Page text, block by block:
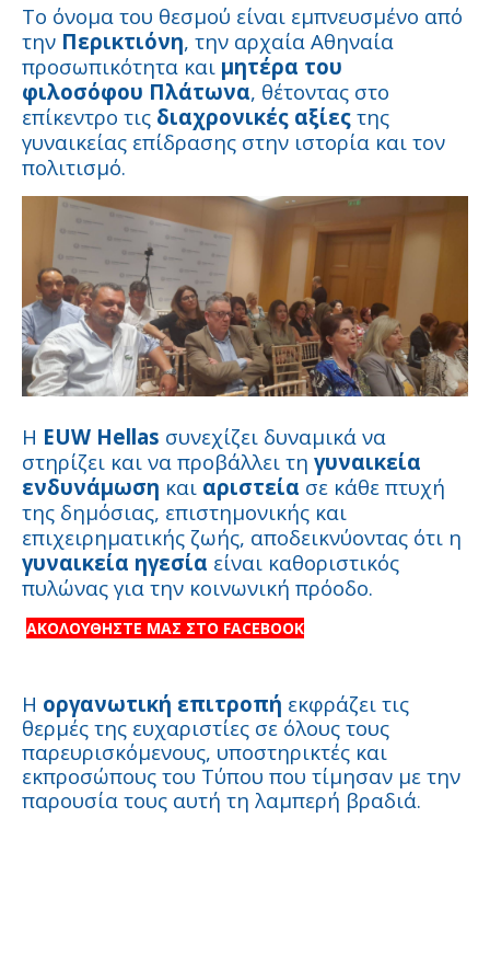
Το όνομα του θεσμού είναι εμπνευσμένο από
την Περικτιόνη, την αρχαία Αθηναία
προσωπικότητα και μητέρα του
φιλοσόφου Πλάτωνα, θέτοντας στο
επίκεντρο τις διαχρονικές αξίες της
γυναικείας επίδρασης στην ιστορία και τον
πολιτισμό.
Η EUW Hellas συνεχίζει δυναμικά να
στηρίζει και να προβάλλει τη γυναικεία
ενδυνάμωση και αριστεία σε κάθε πτυχή
της δημόσιας, επιστημονικής και
επιχειρηματικής ζωής, αποδεικνύοντας ότι η
γυναικεία ηγεσία είναι καθοριστικός
πυλώνας για την κοινωνική πρόοδο.
ΑΚΟΛΟΥΘΗΣΤΕ ΜΑΣ ΣΤΟ FACEBOOK
Η οργανωτική επιτροπή εκφράζει τις
θερμές της ευχαριστίες σε όλους τους
παρευρισκόμενους, υποστηρικτές και
εκπροσώπους του Τύπου που τίμησαν με την
παρουσία τους αυτή τη λαμπερή βραδιά.